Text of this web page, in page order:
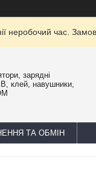
неробочий час.
зарядні
клей, навушники,
ТА ОБМІН